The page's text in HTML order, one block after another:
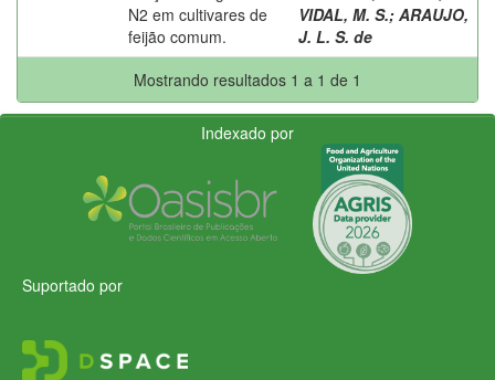
N2 em cultivares de
feijão comum.
VIDAL, M. S.; ARAUJO,
J. L. S. de
Mostrando resultados 1 a 1 de 1
Indexado por
Suportado por